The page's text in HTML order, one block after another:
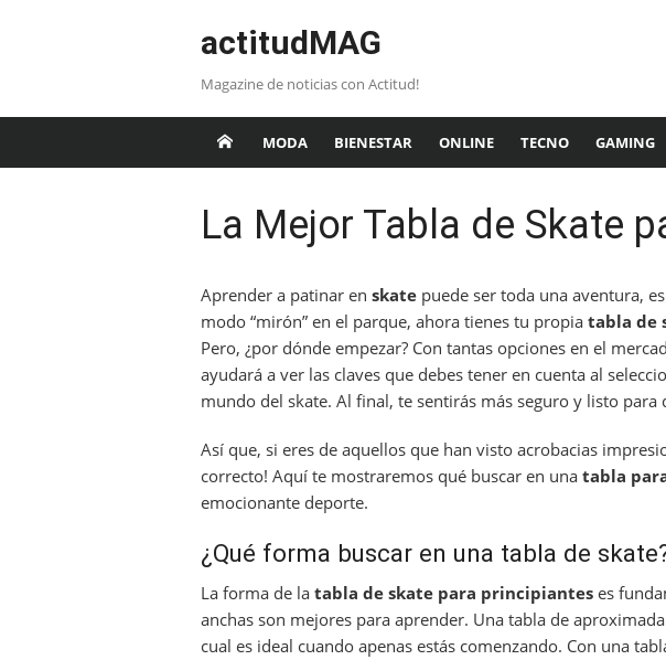
actitudMAG
Magazine de noticias con Actitud!
MODA BIENESTAR ONLINE TECNO GAMING
La Mejor Tabla de Skate
Aprender a patinar en skate puede ser toda una aventura,
modo “mirón” en el parque, ahora tienes tu propia tabla de
Pero, ¿por dónde empezar? Con tantas opciones en el
ayudará a ver las claves que debes tener en cuenta al
mundo del skate. Al final, te sentirás más seguro y listo para
Así que, si eres de aquellos que han visto acrobacias
correcto! Aquí te mostraremos qué buscar en una tabla
emocionante deporte.
¿Qué forma buscar en una tabla de
La forma de la tabla de skate para principiantes es
anchas son mejores para aprender. Una tabla de
cual es ideal cuando apenas estás comenzando. Con una